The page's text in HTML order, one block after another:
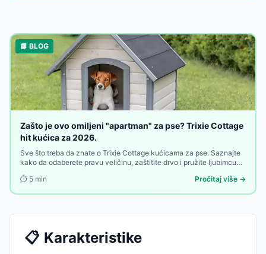
📘 BLOG
Zašto je ovo omiljeni "apartman" za pse? Trixie Cottage
hit kućica za 2026.
Sve što treba da znate o Trixie Cottage kućicama za pse. Saznajte
kako da odaberete pravu veličinu, zaštitite drvo i pružite ljubimcu
⏱️ 5 min Pročitaj više →
📋 Karakteristike